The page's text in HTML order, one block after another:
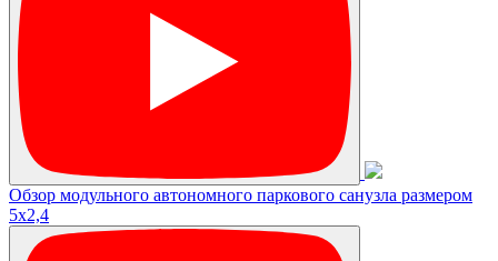
Обзор модульного автономного паркового санузла размером
5х2,4